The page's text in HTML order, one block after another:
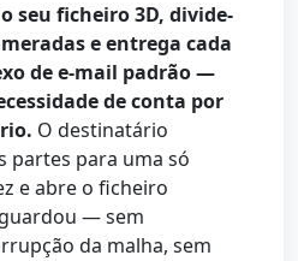
seu ficheiro 3D, divide-
e entrega cada
de e-mail padrão —
de conta por
O destinatário
partes para uma só
e abre o ficheiro
— sem
da malha, sem